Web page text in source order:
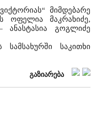
მიმდებარე
ოფელია მაკრახიძე,
გოგლიძე
სამსახურში საკითხი
გაზიარება